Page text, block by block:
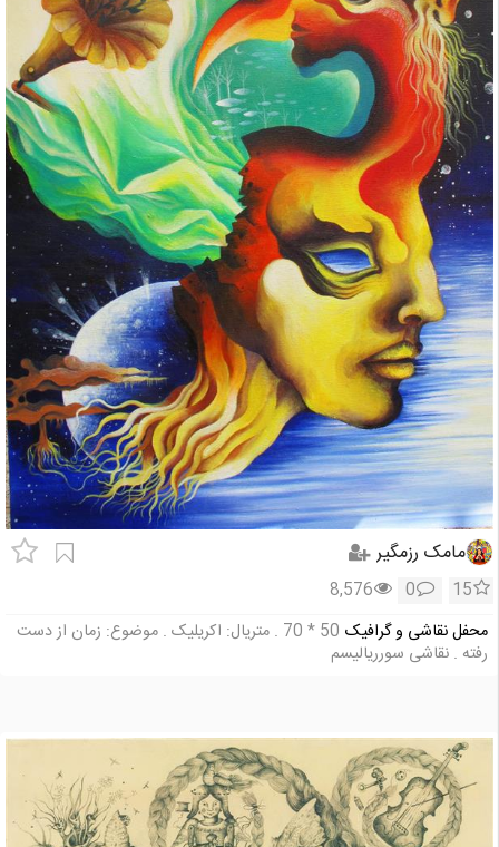
مامک رزمگیر
15
0
8,576
محفل نقاشی و گرافیک
50 * 70 . متریال: اکریلیک . موضوع: زمان از دست
رفته . نقاشی سورریالیسم